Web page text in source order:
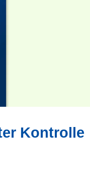
Kontrolle